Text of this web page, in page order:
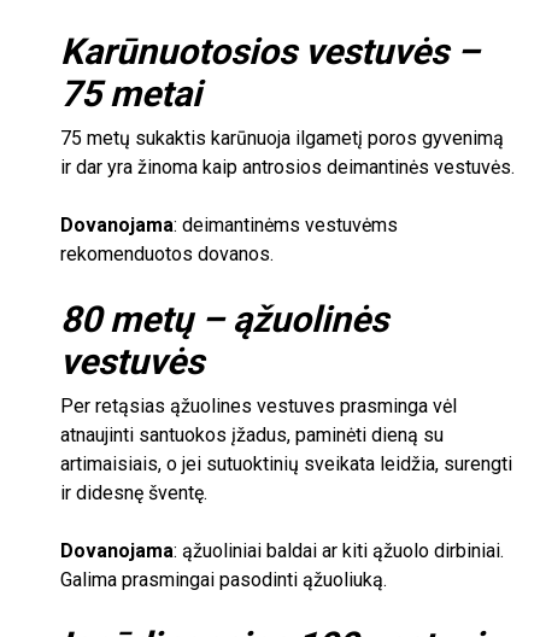
Karūnuotosios vestuvės –
75metai
75 metų sukaktis karūnuoja ilgametį poros gyvenimą
ir dar yra žinoma kaip antrosios deimantinės vestuvės.
Dovanojama: deimantinėms vestuvėms
rekomenduotos dovanos.
80metų – ąžuolinės
vestuvės
Per retąsias ąžuolines vestuves prasminga vėl
atnaujinti santuokos įžadus, paminėti dieną su
artimaisiais, o jei sutuoktinių sveikata leidžia, surengti
ir didesnę šventę.
Dovanojama: ąžuoliniai baldai ar kiti ąžuolo dirbiniai.
Galima prasmingai pasodinti ąžuoliuką.